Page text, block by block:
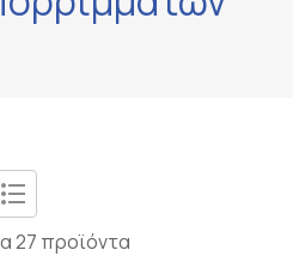
27 προϊόντα